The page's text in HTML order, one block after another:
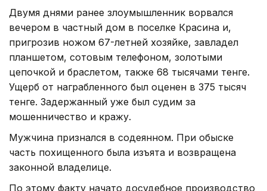
Двумя днями ранее злоумышленник ворвался
вечером в частный дом в поселке Красина и,
пригрозив ножом 67-летней хозяйке, завладел
планшетом, сотовым телефоном, золотыми
цепочкой и браслетом, также 68 тысячами тенге.
Ущерб от награбленного был оценен в 375 тысяч
тенге. Задержанный уже был судим за
мошенничество и кражу.
Мужчина признался в содеянном. При обыске
часть похищенного была изъята и возвращена
законной владелице.
По этому факту начато досудебное производство